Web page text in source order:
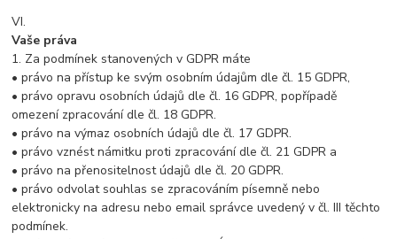
VI.
Vaše práva
1. Za podmínek stanovených v GDPR máte
• právo na přístup ke svým osobním údajům dle čl. 15 GDPR,
• právo opravu osobních údajů dle čl. 16 GDPR, popřípadě
omezení zpracování dle čl. 18 GDPR.
• právo na výmaz osobních údajů dle čl. 17 GDPR.
• právo vznést námitku proti zpracování dle čl. 21 GDPR a
• právo na přenositelnost údajů dle čl. 20 GDPR.
• právo odvolat souhlas se zpracováním písemně nebo
elektronicky na adresu nebo email správce uvedený v čl. III těchto
podmínek.